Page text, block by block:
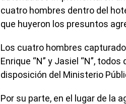
cuatro hombres dentro del
que huyeron los presuntos
Los cuatro hombres
Enrique “N” y Jasiel “N”,
disposición del Ministerio
Por su parte, en el lugar de la